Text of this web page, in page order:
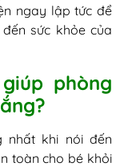
ngay lập tức để
sức khỏe của
phòng
nhất khi nói đến
toàn cho bé khỏi